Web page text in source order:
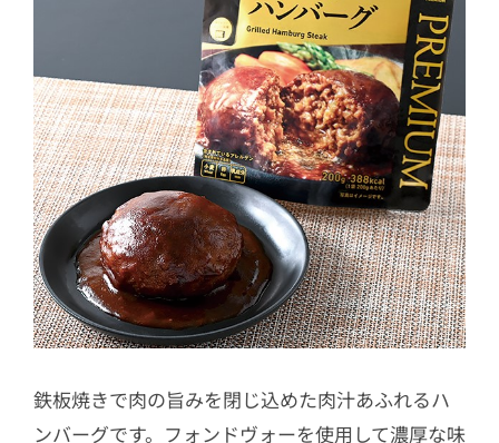
鉄板焼きで肉の旨みを閉じ込めた肉汁あふれるハ
ンバーグです。フォンドヴォーを使用して濃厚な味